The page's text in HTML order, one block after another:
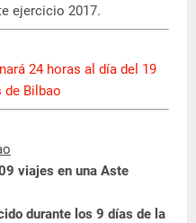
ejercicio 2017.
24 horas al día del 19
de Bilbao
viajes en una Aste
durante los 9 días de la